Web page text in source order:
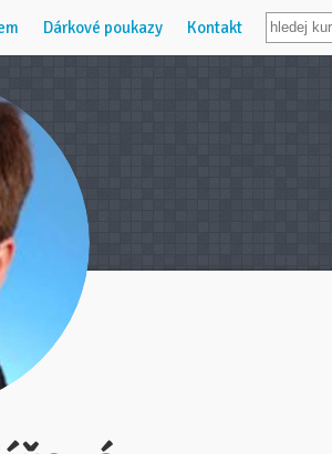
Dárkové poukazy Kontakt